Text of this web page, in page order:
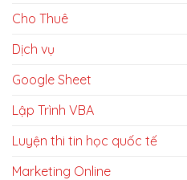
Cho Thuê
Dịch vụ
Google Sheet
Lập Trình VBA
Luyện thi tin học quốc tế
Marketing Online